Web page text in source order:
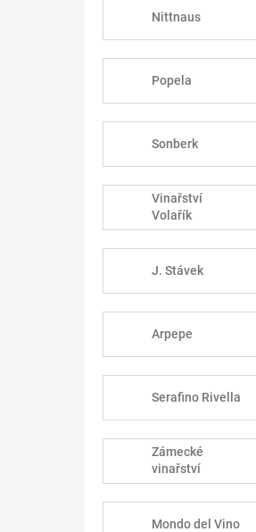
Nittnaus
Popela
Sonberk
Vinařství
Volařík
J. Stávek
Arpepe
Serafino Rivella
Zámecké
vinařství
Bzenec
Mondo del Vino